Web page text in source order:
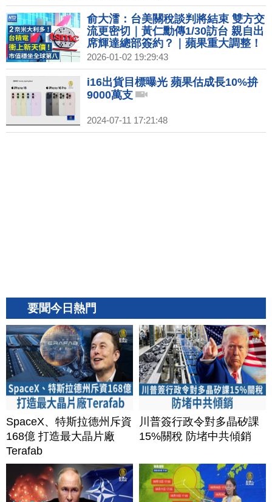
俞大㵢：台美關稅談判將結束 雙方交
流更密切｜黃仁勳傳1/30訪台 親自出
席輝達總部簽約？｜蘋果重大調整！
2026年或不發表iPhone 18｜2026超
級獨角獸IPO潮！SpaceX、OpenAI
拚兆元身價
2026-01-02 19:29:43
i16出貨目標曝光 蘋果估成長10%拚
9000萬支
2024-07-11 17:21:48
要聞今日熱門
SpaceX、特斯拉德州斥資
168億 打造最大晶片廠
Terafab
川普簽行政令對多晶矽課
15%關稅 防堵中共傾銷